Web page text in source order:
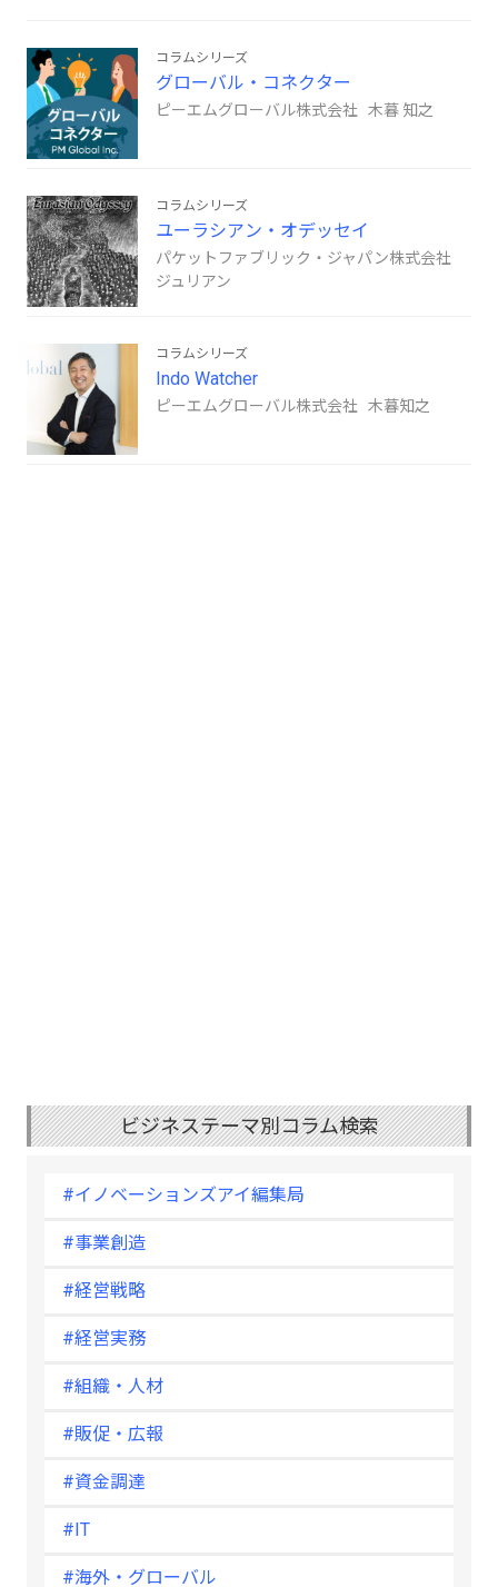
コラムシリーズ
グローバル・コネクター
ピーエムグローバル株式会社 木暮 知之
コラムシリーズ
ユーラシアン・オデッセイ
パケットファブリック・ジャパン株式会社
ジュリアン
コラムシリーズ
Indo Watcher
ピーエムグローバル株式会社 木暮知之
ビジネステーマ別コラム検索
#イノベーションズアイ編集局
#事業創造
#経営戦略
#経営実務
#組織・人材
#販促・広報
#資金調達
#IT
#海外・グローバル